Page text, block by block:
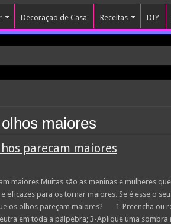
Decoração de Casa Receitas DIY
maiores
parecam maiores
maiores Muitas são as meninas e mulheres
eficazes para os tornar maiores. Se é esse o
os olhos pareçam maiores? 1-Preencha ou
em toda a pálpebra; 3-Aplique uma sombra